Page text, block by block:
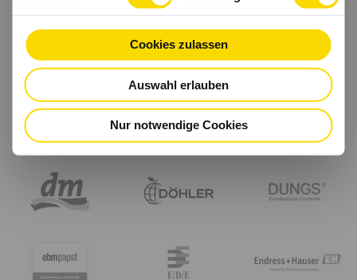
Cookies zulassen
Auswahl erlauben
Nur notwendige Cookies